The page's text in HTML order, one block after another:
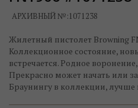
АРХИВНЫЙ №:1071238
Жилетный пистолет Browning
Коллекционное состояние,
встречается. Родное
Прекрасно может начать или
Браунингу в коллекции, лучше